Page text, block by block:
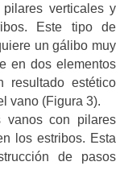
verticales y
Este tipo de
un gálibo muy
en dos elementos
estético
vano (Figura 3).
vanos con pilares
los estribos. Esta
de pasos